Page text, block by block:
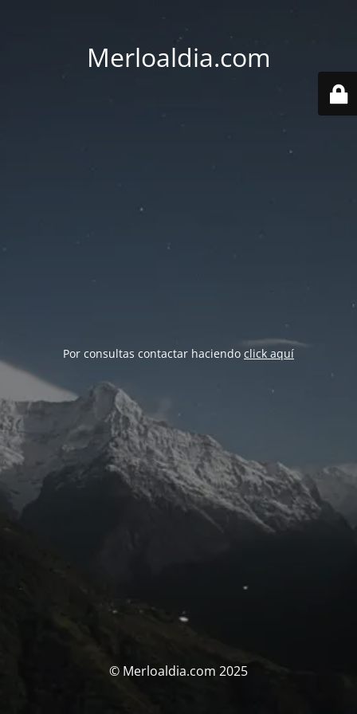
Merloaldia.com
Por consultas contactar haciendo click aquí
© Merloaldia.com 2025